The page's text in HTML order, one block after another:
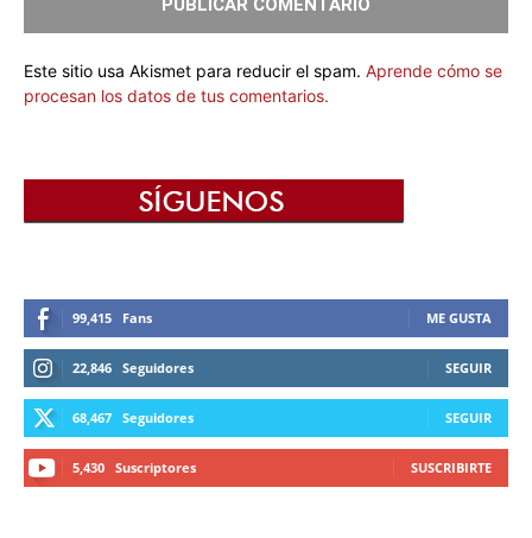
Este sitio usa Akismet para reducir el spam. Aprende cómo se
procesan los datos de tus comentarios.
99,415 Fans ME GUSTA
22,846 Seguidores SEGUIR
68,467 Seguidores SEGUIR
5,430 Suscriptores SUSCRIBIRTE